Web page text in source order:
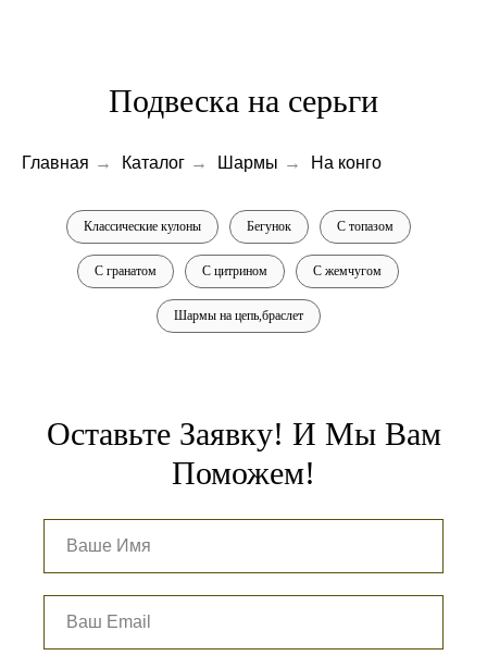
Подвеска на серьги
Главная → Каталог → Шармы → На конго
Классические кулоны Бегунок С топазом
С гранатом С цитрином С жемчугом
Шармы на цепь,браслет
Оставьте Заявку! И Мы Вам
Поможем!